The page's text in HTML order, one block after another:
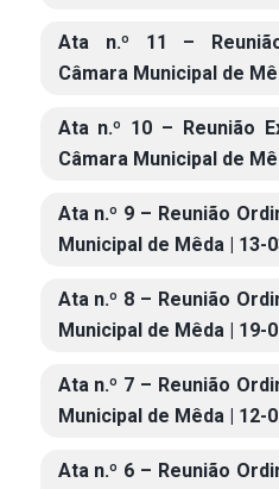
Ata n.º 11 –
Câmara Municipal de
Ata n.º 10 – Reunião
Câmara Municipal de
Ata n.º 9 – Reunião
Municipal de Mêda | 13-
Ata n.º 8 – Reunião
Municipal de Mêda | 19-
Ata n.º 7 – Reunião
Municipal de Mêda | 12-
Ata n.º 6 – Reunião